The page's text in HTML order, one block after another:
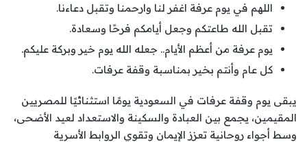
اللهم في يوم عرفة اغفر لنا وارحمنا وتقبل دعاءنا.
تقبل الله طاعتكم وجعل أيامكم فرحًا وسعادة.
يوم عرفة من أعظم الأيام.. جعله الله يوم خير وبركة عليكم.
كل عام وأنتم بخير بمناسبة وقفة عرفات.
يبقى يوم وقفة عرفات في السعودية يومًا استثنائيًا للمصريين
المقيمين، يجمع بين العبادة والسكينة والاستعداد لعيد الأضحى،
وسط أجواء روحانية تعزز الإيمان وتقوي الروابط الأسرية